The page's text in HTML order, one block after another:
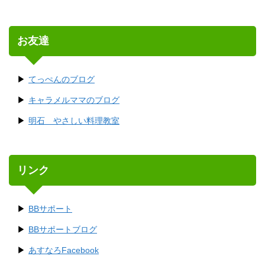
お友達
てっぺんのブログ
キャラメルママのブログ
明石 やさしい料理教室
リンク
BBサポート
BBサポートブログ
あすなろFacebook